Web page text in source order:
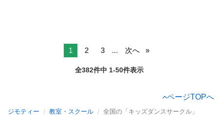
1 2 3 ... 次へ
全382件中 1-50件表示
ページTOPへ
ジモティー 教室・スクール 全国の「キッズダンスサークル」